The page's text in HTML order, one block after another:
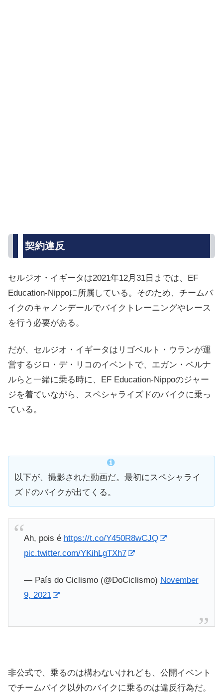
契約違反
セルジオ・イギータは2021年12月31日までは、EF
Education-Nippoに所属している。そのため、チームバ
イクのキャノンデールでバイクトレーニングやレース
を行う必要がある。
だが、セルジオ・イギータはリゴベルト・ウランが運
営するジロ・デ・リコのイベントで、エガン・ベルナ
ルらと一緒に乗る時に、EF Education-Nippoのジャー
ジを着ていながら、スペシャライズドのバイクに乗っ
ている。
以下が、撮影された動画だ。最初にスペシャライ
ズドのバイクが出てくる。
Ah, pois é https://t.co/Y450R8wCJQ
pic.twitter.com/YKihLgTXh7
— País do Ciclismo (@DoCiclismo) November
9, 2021
非公式で、乗るのは構わないけれども、公開イベント
でチームバイク以外のバイクに乗るのは違反行為だ。